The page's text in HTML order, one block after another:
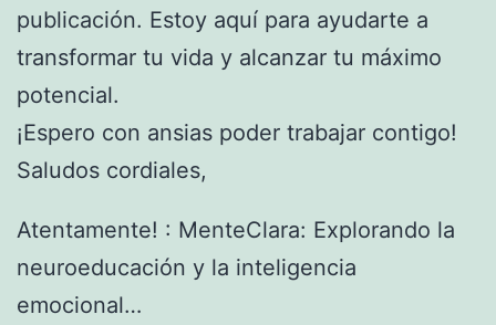
publicación. Estoy aquí para ayudarte a
transformar tu vida y alcanzar tu máximo
potencial.
¡Espero con ansias poder trabajar contigo!
Saludos cordiales,
Atentamente! : MenteClara: Explorando la
neuroeducación y la inteligencia
emocional…